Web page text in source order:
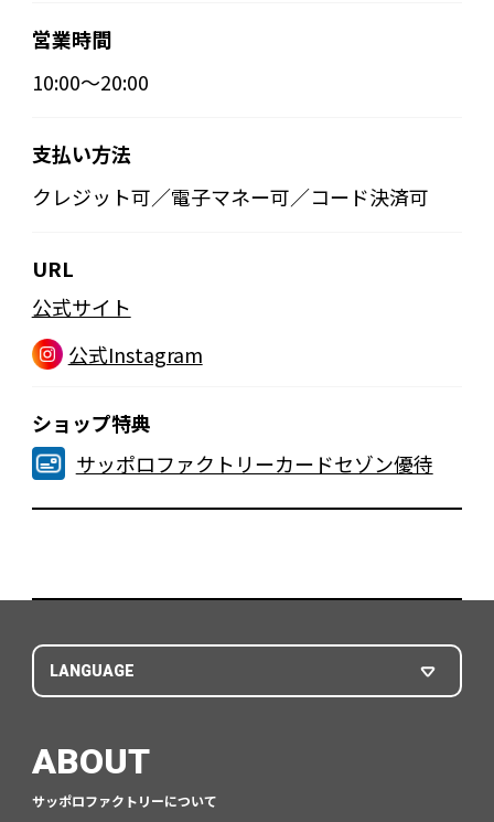
営業時間
10:00～20:00
支払い方法
クレジット可／電子マネー可／コード決済可
URL
公式サイト
公式Instagram
ショップ特典
サッポロファクトリーカードセゾン優待
LANGUAGE
ABOUT
サッポロファクトリーについて